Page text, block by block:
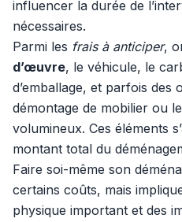
influencer la durée de
nécessaires.
Parmi les frais à anticiper,
d’œuvre, le véhicule, le
d’emballage, et parfois des
démontage de mobilier ou
volumineux. Ces éléments
montant total du
Faire soi-même son
certains coûts, mais
physique important et des